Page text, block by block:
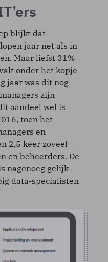
blijkt dat
jaar net als in
Maar liefst 31%
onder het kopje
jaar was dit nog
zijn
aandeel wel is
toen het
en
2,5 keer zoveel
en beheerders. De
nagenoeg gelijk
data-specialisten